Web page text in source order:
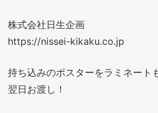
株式会社日生企画
https://nissei-kikaku.co.jp
持ち込みのポスターをラミネート
翌日お渡し！